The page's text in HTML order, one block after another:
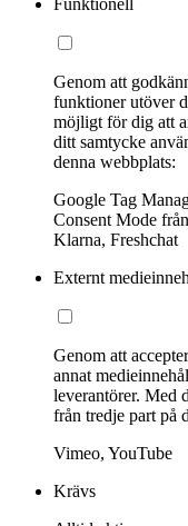
Funktionell
Genom att
funktioner utöver
möjligt för dig att
ditt samtycke
denna webbplats:
Google Tag
Consent Mode
Klarna, Freshchat
Externt
Genom att
annat
leverantörer. Med
från tredje part på
Vimeo, YouTube
Krävs